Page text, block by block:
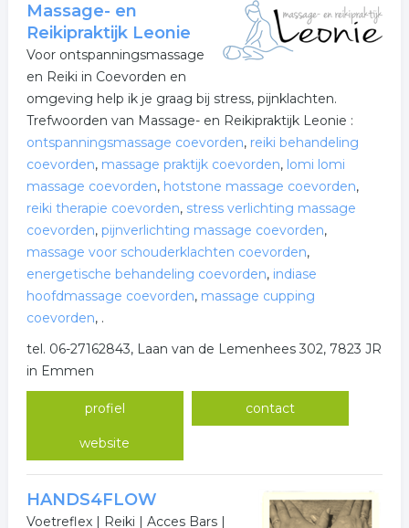
Massage- en
Reikipraktijk Leonie
Voor ontspanningsmassage
en Reiki in Coevorden en
omgeving help ik je graag bij stress, pijnklachten.
Trefwoorden van Massage- en Reikipraktijk Leonie :
ontspanningsmassage coevorden, reiki behandeling
coevorden, massage praktijk coevorden, lomi lomi
massage coevorden, hotstone massage coevorden,
reiki therapie coevorden, stress verlichting massage
coevorden, pijnverlichting massage coevorden,
massage voor schouderklachten coevorden,
energetische behandeling coevorden, indiase
hoofdmassage coevorden, massage cupping
coevorden, .
tel. 06-27162843, Laan van de Lemenhees 302, 7823 JR
in Emmen
profiel contact
website
HANDS4FLOW
Voetreflex | Reiki | Acces Bars |